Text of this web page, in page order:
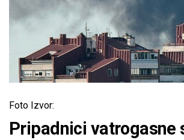
Foto Izvor:
Pripadnici vatrogasne